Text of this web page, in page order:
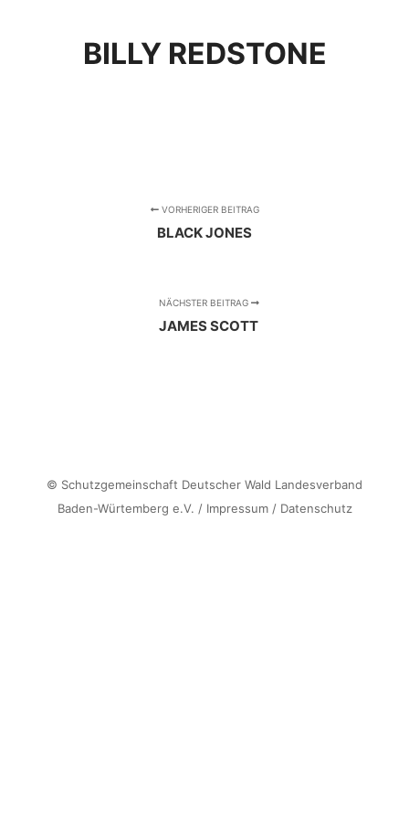
BILLY REDSTONE
VORHERIGER BEITRAG
BLACK JONES
NÄCHSTER BEITRAG
JAMES SCOTT
© Schutzgemeinschaft Deutscher Wald Landesverband
Baden-Würtemberg e.V. / Impressum/ Datenschutz